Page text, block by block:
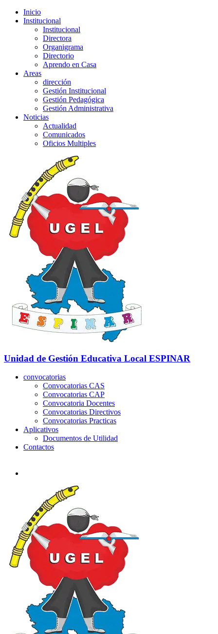
Inicio
Institucional
Institucional
Directora
Organigrama
Directorio
Aprendo en Casa
Areas
dirección
Gestión Institucional
Gestión Pedagógica
Gestión Administrativa
Noticias
Actualidad
Comunicados
Oficios Multiples
Unidad de Gestión Educativa Local ESPINAR
convocatorias
Convocatorias CAS
Convocatorias CAP
Convocatoria Docentes
Convocatorias Directivos
Convocatorias Practicas
Aplicativos
Documentos de Utilidad
Contactos